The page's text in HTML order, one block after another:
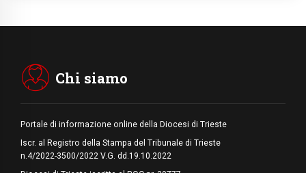
Chi siamo
Portale di informazione online della Diocesi di Trieste
Iscr. al Registro della Stampa del Tribunale di Trieste
n.4/2022-3500/2022 V.G. dd.19.10.2022